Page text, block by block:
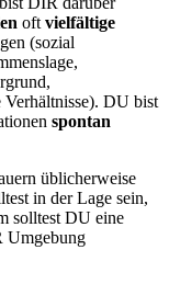
oft vielfältige
(sozial
Verhältnisse). DU bist
spontan
üblicherweise
in der Lage sein,
solltest DU eine
Umgebung